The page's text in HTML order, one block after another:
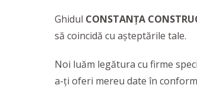
Ghidul CONSTANȚA
să coincidă cu așteptările tale.
Noi luăm legătura cu firme
a-ţi oferi mereu date în